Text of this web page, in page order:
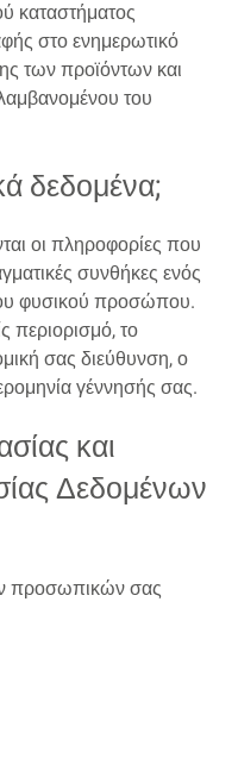
καταστήματος
στο ενημερωτικό
των προϊόντων και
του
δεδομένα;
οι πληροφορίες που
συνθήκες ενός
φυσικού προσώπου.
περιορισμό, το
σας διεύθυνση, ο
γέννησής σας.
και
Δεδομένων
προσωπικών σας